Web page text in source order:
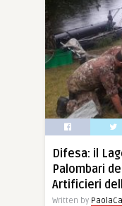
Difesa: il
Palombari
Artificieri
Written by